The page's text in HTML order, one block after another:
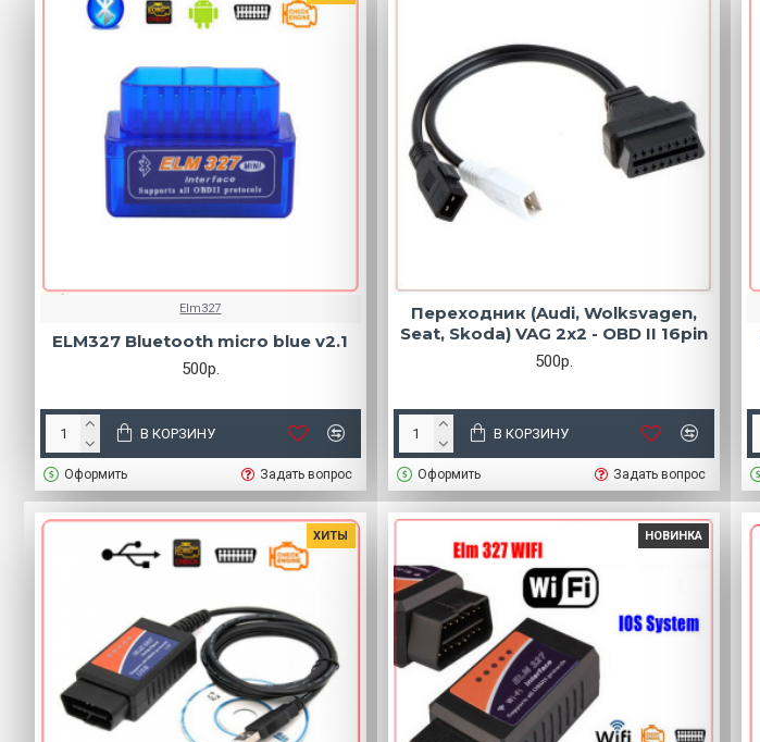
Elm327
ELM327 Bluetooth micro blue v2.1
500р.
В КОРЗИНУ
Оформить Задать вопрос
Переходник (Audi, Wolksvagen,
Seat, Skoda) VAG 2x2 - OBD II 16pin
500р.
В КОРЗИНУ
Оформить Задать вопрос
ХИТЫ НОВИНКА